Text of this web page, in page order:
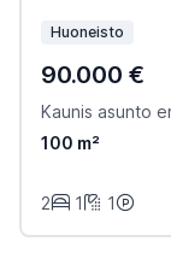
Huoneisto
90.000 €
Kaunis asunto
100 m²
2 1 1